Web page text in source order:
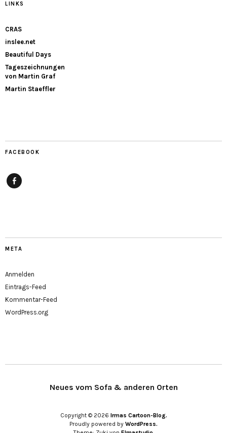
LINKS
CRAS
inslee.net
Beautiful Days
Tageszeichnungen
von Martin Graf
Martin Staeffler
FACEBOOK
META
Anmelden
Eintrags-Feed
Kommentar-Feed
WordPress.org
Neues vom Sofa & anderen Orten
Copyright © 2026 Irmas Cartoon-Blog.
Proudly powered by WordPress.